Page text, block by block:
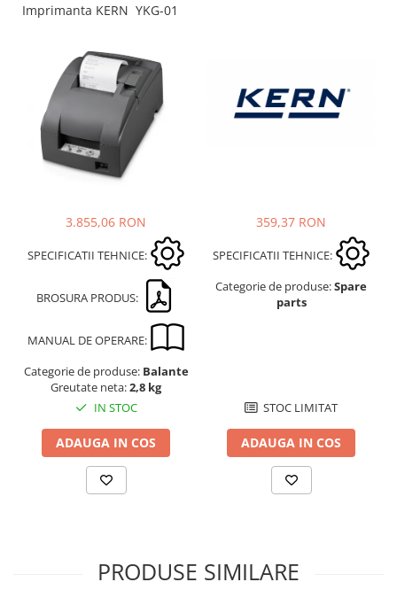
Imprimanta KERN YKG-01
3.855,06 RON
SPECIFICATII TEHNICE:
BROSURA PRODUS:
MANUAL DE OPERARE:
Categorie de produse: Balante
Greutate neta:2,8 kg
IN STOC
ADAUGA IN COS
359,37 RON
SPECIFICATII TEHNICE:
Categorie de produse:Spare
parts
STOC LIMITAT
ADAUGA IN COS
PRODUSE SIMILARE